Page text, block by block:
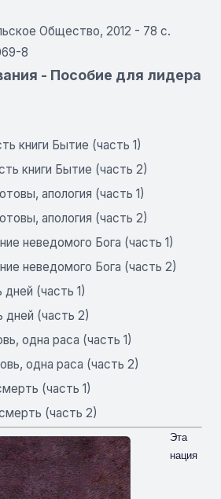
Общество, 2012 - 78 с.
8
- Пособие для лидера
книги Бытие (часть 1)
книги Бытие (часть 2)
апология (часть 1)
апология (часть 2)
неведомого Бога (часть 1)
неведомого Бога (часть 2)
(часть 1)
дней (часть 2)
одна раса (часть 1)
одна раса (часть 2)
(часть 1)
(часть 2)
Эта
нация